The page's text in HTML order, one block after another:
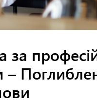
за